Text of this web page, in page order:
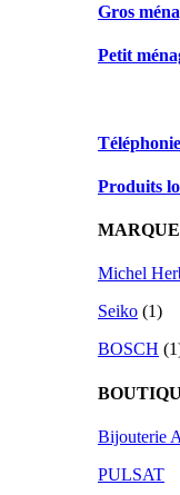
Gros
Petit
Produits
Michel
Seiko (1)
BOSCH
Bijouterie
PULSAT